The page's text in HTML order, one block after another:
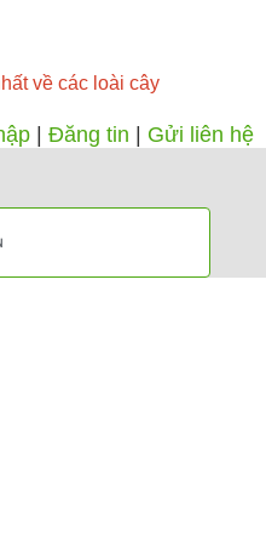
về các loài cây
Đăng tin Gửi liên hệ